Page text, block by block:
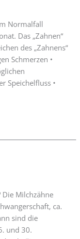
Normalfall
Das „Zahnen“
des „Zahnens“
Schmerzen •
Speichelfluss •
Milchzähne
ca.
sind die
und 30.